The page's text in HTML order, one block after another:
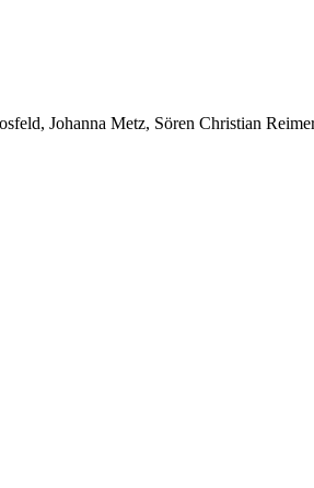
Johanna Metz, Sören Christian